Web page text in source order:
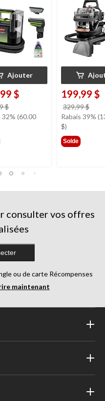
Ajouter
$
$
était
32% (60.00
nettoyage en
profondeur
animaux de
compagnie
199,99 $
329,99 $
était
Rabais 39%
$)
Solde
consulter vos offres
ou de carte Récompenses
maintenant